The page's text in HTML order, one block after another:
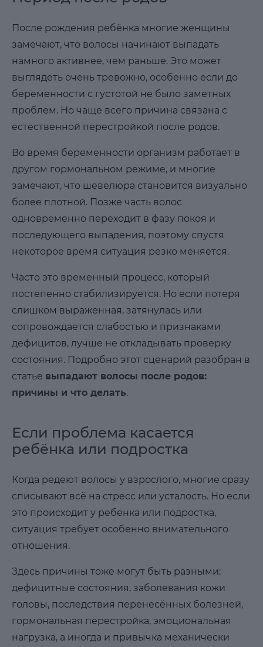
После рождения ребёнка многие женщины
замечают, что волосы начинают выпадать
намного активнее, чем раньше. Это может
выглядеть очень тревожно, особенно если до
беременности с густотой не было заметных
проблем. Но чаще всего причина связана с
естественной перестройкой после родов.
Во время беременности организм работает в
другом гормональном режиме, и многие
замечают, что шевелюра становится визуально
более плотной. Позже часть волос
одновременно переходит в фазу покоя и
последующего выпадения, поэтому спустя
некоторое время ситуация резко меняется.
Часто это временный процесс, который
постепенно стабилизируется. Но если потеря
слишком выраженная, затянулась или
сопровождается слабостью и признаками
дефицитов, лучше не откладывать проверку
состояния. Подробно этот сценарий разобран в
статье выпадают волосы после родов:
причины и что делать.
Если проблема касается
ребёнка или подростка
Когда редеют волосы у взрослого, многие сразу
списывают всё на стресс или усталость. Но если
это происходит у ребёнка или подростка,
ситуация требует особенно внимательного
отношения.
Здесь причины тоже могут быть разными:
дефицитные состояния, заболевания кожи
головы, последствия перенесённых болезней,
гормональная перестройка, эмоциональная
нагрузка, а иногда и привычка механически